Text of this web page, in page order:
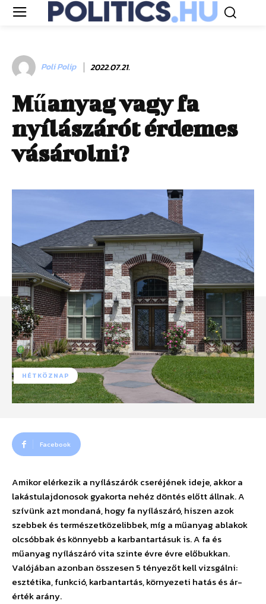
Poli Polip 2022.07.21.
Műanyag vagy fa
nyílászárót érdemes
vásárolni?
HÉTKÖZNAP
Facebook
Amikor elérkezik a nyílászárók cseréjének ideje, akkor a
lakástulajdonosok gyakorta nehéz döntés előtt állnak. A
szívünk azt mondaná, hogy fa nyílászáró, hiszen azok
szebbek és természetközelibbek, míg a műanyag ablakok
olcsóbbak és könnyebb a karbantartásuk is. A fa és
műanyag nyílászáró vita szinte évre évre előbukkan.
Valójában azonban összesen 5 tényezőt kell vizsgálni:
esztétika, funkció, karbantartás, környezeti hatás és ár-
érték arány.